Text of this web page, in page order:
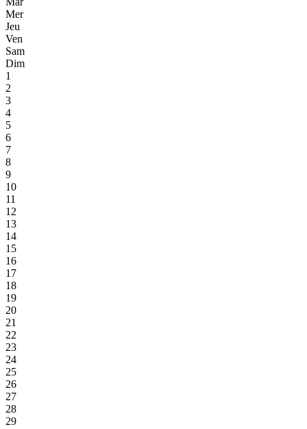
Mer
Jeu
Ven
Sam
Dim
1
2
3
4
5
6
7
8
9
10
11
12
13
14
15
16
17
18
19
20
21
22
23
24
25
26
27
28
29